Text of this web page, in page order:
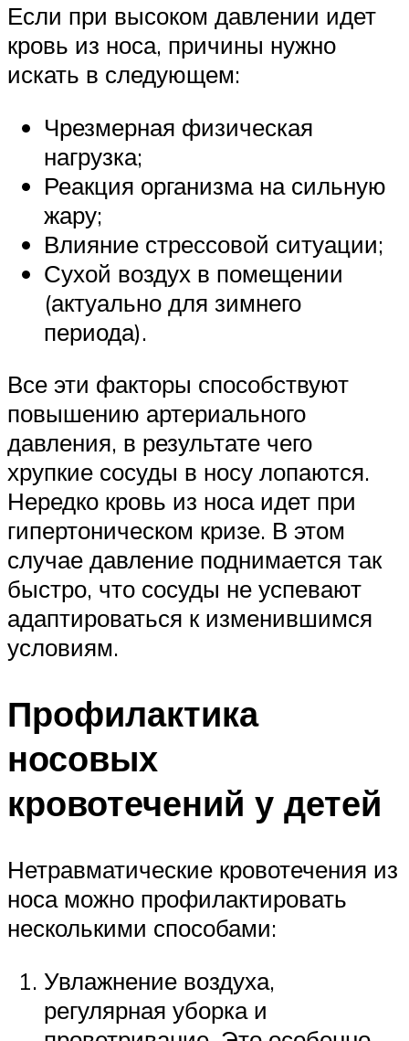
Если при высоком давлении идет
кровь из носа, причины нужно
искать в следующем:
Чрезмерная физическая
нагрузка;
Реакция организма на сильную
жару;
Влияние стрессовой ситуации;
Сухой воздух в помещении
(актуально для зимнего
периода).
Все эти факторы способствуют
повышению артериального
давления, в результате чего
хрупкие сосуды в носу лопаются.
Нередко кровь из носа идет при
гипертоническом кризе. В этом
случае давление поднимается так
быстро, что сосуды не успевают
адаптироваться к изменившимся
условиям.
Профилактика
носовых
кровотечений у детей
Нетравматические кровотечения из
носа можно профилактировать
несколькими способами:
Увлажнение воздуха,
регулярная уборка и